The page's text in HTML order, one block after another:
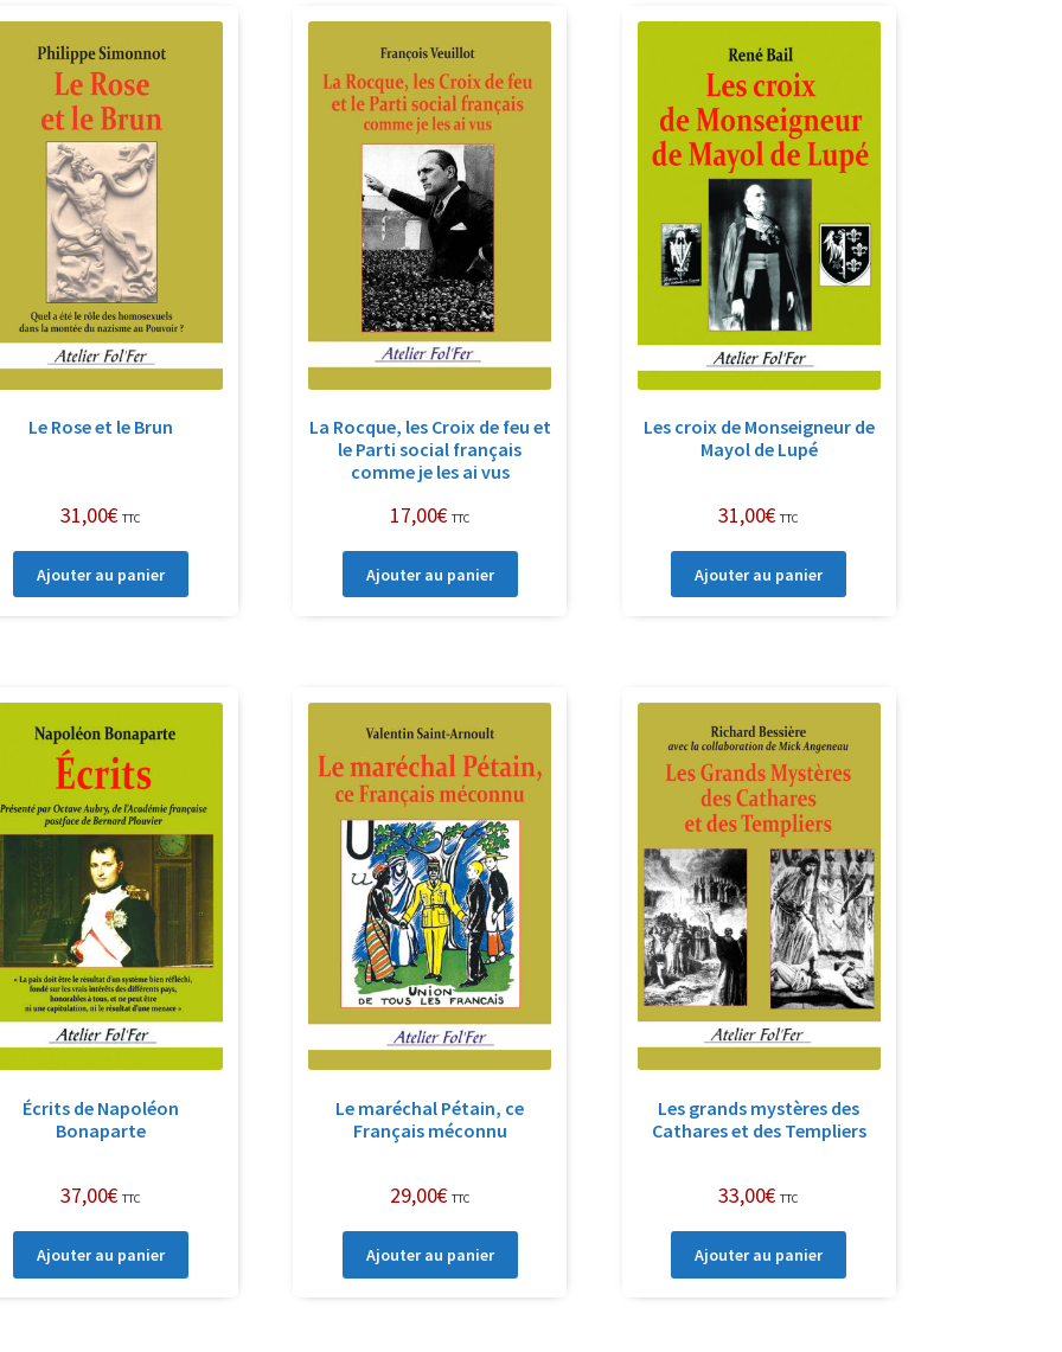
récent
plus
ancien
Le Rose et le Brun
31,00€ TTC
Ajouter au panier
La Rocque, les Croix de feu et
le Parti social français
comme je les ai vus
17,00€ TTC
Ajouter au panier
Les croix de Monseigneur de
Mayol de Lupé
31,00€ TTC
Ajouter au panier
Écrits de Napoléon
Bonaparte
37,00€ TTC
Ajouter au panier
Le maréchal Pétain, ce
Français méconnu
29,00€ TTC
Ajouter au panier
Les grands mystères des
Cathares et des Templiers
33,00€ TTC
Ajouter au panier